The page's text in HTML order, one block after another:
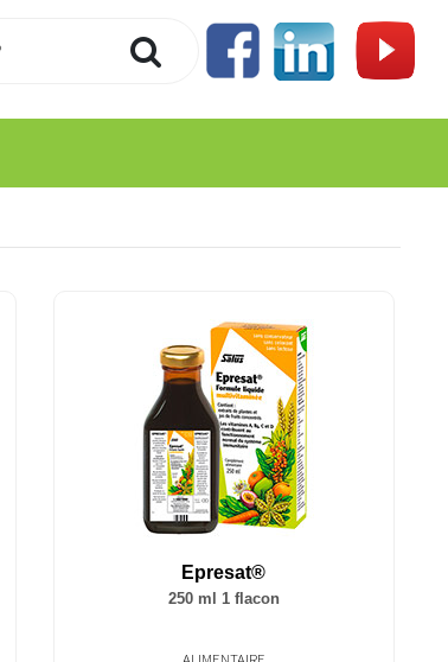
Epresat®
250 ml 1 flacon
ALIMENTAIRE